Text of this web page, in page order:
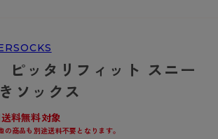
イツ
下
ー
袖以上）
プ
ム
んなの。
いて
ついて
について
ピッタリフィット スニー
ソックス
料無料対象
商品も別途送料不要となります。